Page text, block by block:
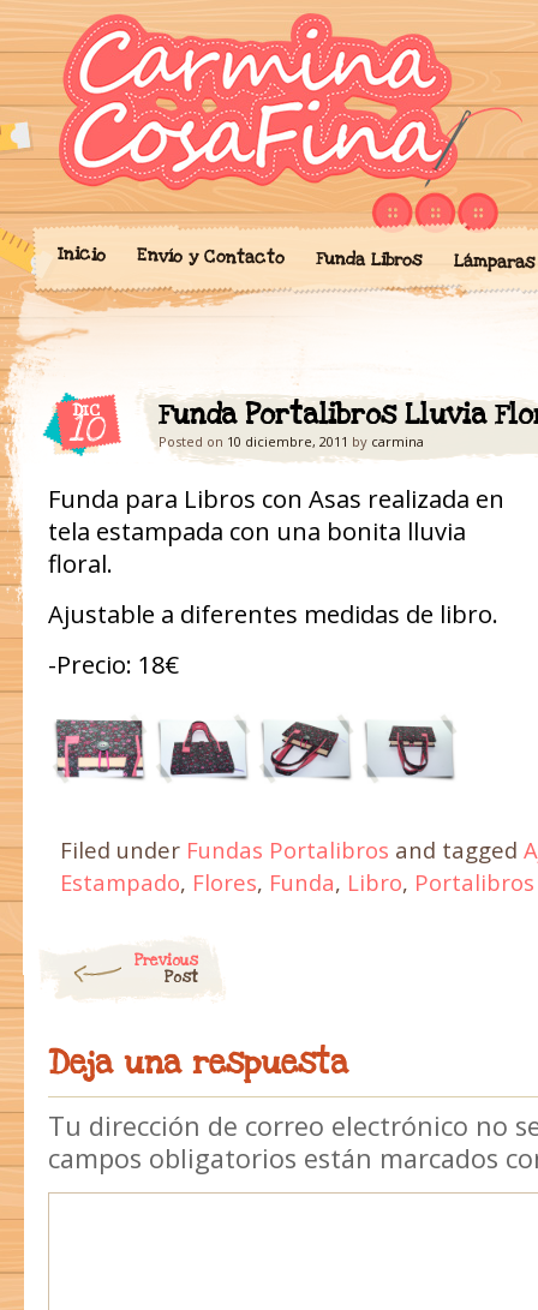
'Cosicas' de
Blog donde expongo mis
portalibros, mochilas,
cariño.
Inicio Envío y Contacto Funda Libros Lámparas
DIC
10 Funda Portalibros Lluvia
Posted on 10 diciembre, 2011 by carmina
Funda para Libros con Asas realizada en
tela estampada con una bonita lluvia
floral.
Ajustable a diferentes medidas de libro.
-Precio: 18€
Filed under Fundas Portalibros and tagged
Estampado, Flores, Funda, Libro, Portalibros
Previous
Post
Deja una respuesta
Tu dirección de correo electrónico no
campos obligatorios están marcados